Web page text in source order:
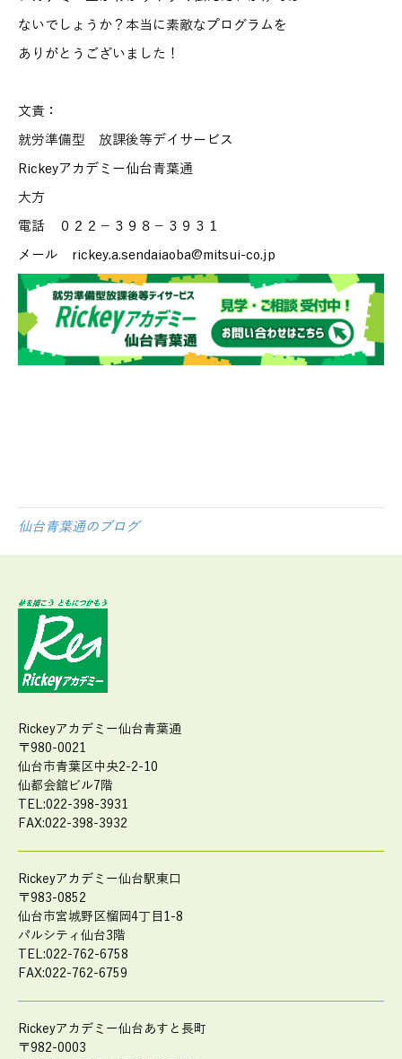
ないでしょうか？本当に素敵なプログラムを
ありがとうございました！
文責：
就労準備型 放課後等デイサービス
Rickeyアカデミー仙台青葉通
大方
電話 ０２２－３９８－３９３１
メール rickey.a.sendaiaoba@mitsui-co.jp
仙台青葉通のブログ
Rickeyアカデミー仙台青葉通
〒980-0021
仙台市青葉区中央2-2-10
仙都会舘ビル7階
TEL:022-398-3931
FAX:022-398-3932
Rickeyアカデミー仙台駅東口
〒983-0852
仙台市宮城野区榴岡4丁目1-8
パルシティ仙台3階
TEL:022-762-6758
FAX:022-762-6759
Rickeyアカデミー仙台あすと長町
〒982-0003